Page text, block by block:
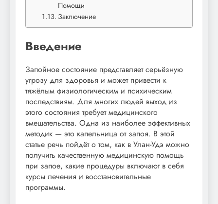
Помощи
Заключение
Введение
Запойное состояние представляет серьёзную
угрозу для здоровья и может привести к
тяжёлым физиологическим и психическим
последствиям. Для многих людей выход из
этого состояния требует медицинского
вмешательства. Одна из наиболее эффективных
методик — это капельница от запоя. В этой
статье речь пойдёт о том, как в Улан-Удэ можно
получить качественную медицинскую помощь
при запое, какие процедуры включают в себя
курсы лечения и восстановительные
программы.